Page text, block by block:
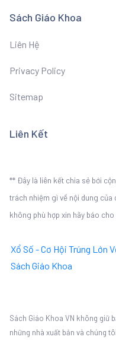
Sách Giáo Khoa
Liên Hệ
Privacy Policy
Sitemap
Liên Kết
** Đây là liên kết chia sẻ bới
trách nhiệm gì về nội dung
không phù hợp xin hãy báo cho
Xổ Số - Cơ Hội Trúng Lớn
Sách Giáo Khoa
Sách Giáo Khoa VN không giữ
những nhà xuất bản và chúng